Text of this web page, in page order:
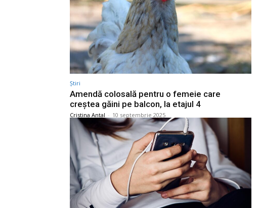
Știri
Amendă colosală pentru o femeie care
creștea găini pe balcon, la etajul 4
Cristina Antal - 10 septembrie 2025